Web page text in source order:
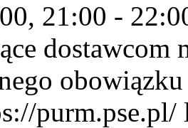
21:00 -
dostawcom